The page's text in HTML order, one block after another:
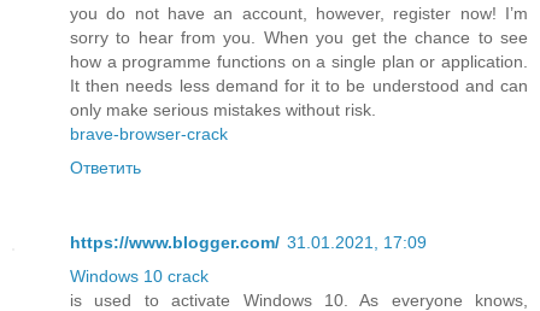
you do not have an account, however, register now! I’m
sorry to hear from you. When you get the chance to see
how a programme functions on a single plan or application.
It then needs less demand for it to be understood and can
only make serious mistakes without risk.
brave-browser-crack
Ответить
https://www.blogger.com/ 31.01.2021, 17:09
Windows 10 crack
is used to activate Windows 10. As everyone knows,